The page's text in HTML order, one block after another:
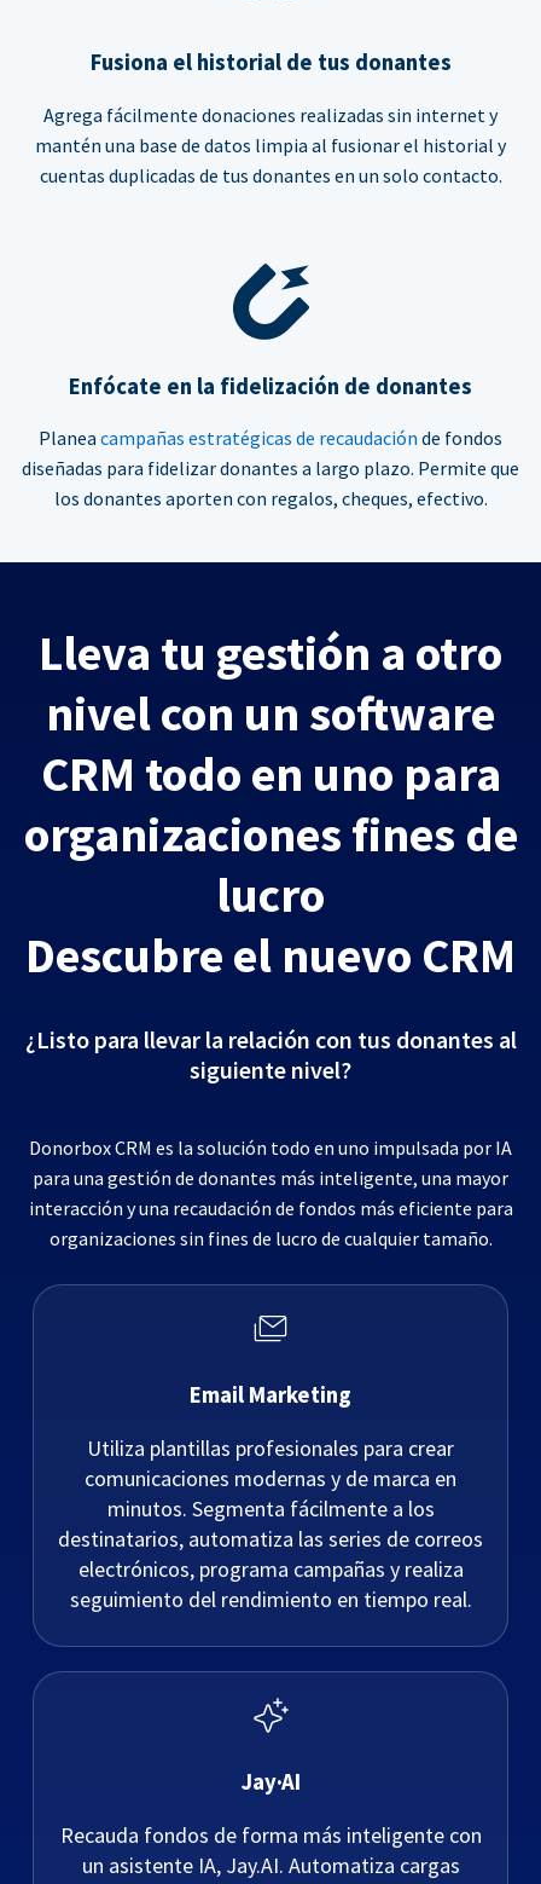
Fusiona el historial de tus donantes
Agrega fácilmente donaciones realizadas sin internet y
mantén una base de datos limpia al fusionar el historial y
cuentas duplicadas de tus donantes en un solo contacto.
Enfócate en la fidelización de donantes
Planea campañas estratégicas de recaudación de fondos
diseñadas para fidelizar donantes a largo plazo. Permite que
los donantes aporten con regalos, cheques, efectivo.
Lleva tu gestión a otro
nivel con un software
CRM todo en uno para
organizaciones fines de
lucro
Descubre el nuevo CRM
¿Listo para llevar la relación con tus donantes al
siguiente nivel?
Donorbox CRM es la solución todo en uno impulsada por IA
para una gestión de donantes más inteligente, una mayor
interacción y una recaudación de fondos más eficiente para
organizaciones sin fines de lucro de cualquier tamaño.
Email Marketing
Utiliza plantillas profesionales para crear
comunicaciones modernas y de marca en
minutos. Segmenta fácilmente a los
destinatarios, automatiza las series de correos
electrónicos, programa campañas y realiza
seguimiento del rendimiento en tiempo real.
Jay·AI
Recauda fondos de forma más inteligente con
un asistente IA, Jay.AI. Automatiza cargas